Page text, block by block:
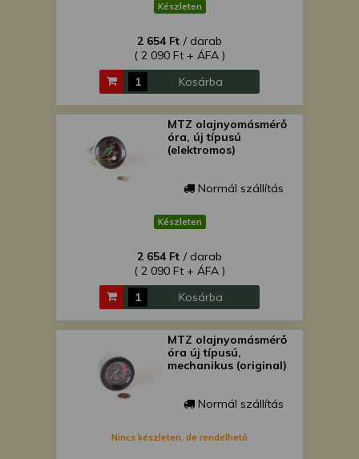
Készleten
2 654 Ft / darab
( 2 090 Ft + ÁFA )
Kosárba
MTZ olajnyomásmérő
óra, új típusú
(elektromos)
Normál szállítás
Készleten
2 654 Ft / darab
( 2 090 Ft + ÁFA )
Kosárba
MTZ olajnyomásmérő
óra új típusú,
mechanikus (original)
Normál szállítás
Nincs készleten, de rendelhető